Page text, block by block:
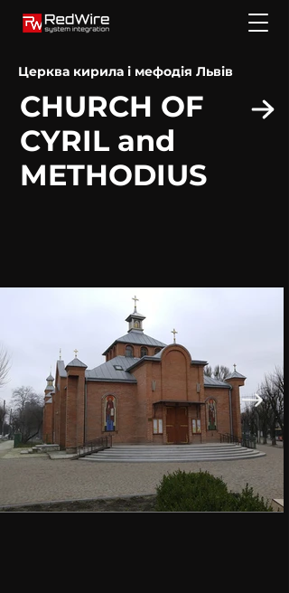
Церква кирила і мефодія Львів
CHURCH OF
CYRIL and
METHODIUS